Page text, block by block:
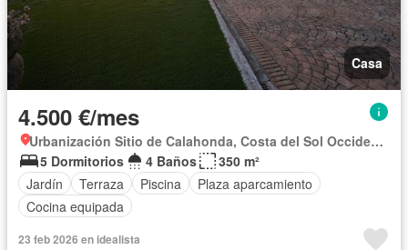
Casa
4.500 €/mes
Urbanización Sitio de Calahonda, Costa del Sol Occidental
5 Dormitorios
4 Baños
350 m²
Jardín
Terraza Piscina
Plaza aparcamiento
Cocina equipada
23 feb 2026 en idealista